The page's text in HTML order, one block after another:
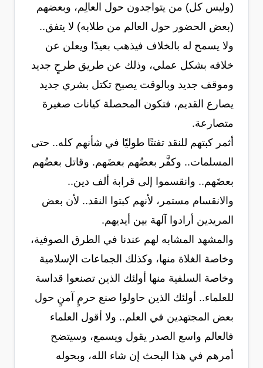
(وليس كل) من يتواجدون حول العالِم، وبعضهم
(بعض الحضور حول العالم من طلابه) لا يتفق..
ولا يسمح له بالخلاف فيذهب بعيدًا ويعلن عن
خلافه بشكل عملي، وذلك عن طريق طرحٍ جديد
وموقف جديد وبالوقت يصبح تكتل بشري جديد
يصارع القديم، فتكون المحصلة كيانات صغيرة
متصارعة.
أثمر كبتهم للنقد تفتتًا طوليًا في شأنهم كله.. حتى
المسلمات.. وكفَّر بعضُهم بعضَهم. وقاتل بعضُهم
بعضَهم.. وانقسموا إلى قرابة ألف دين..
والانقسام مستمر، لأنهم كبتوا النقد.. لأن بعض
المريدين أرادوا آلهة بين أيديهم.
والمشهد المشابه لهم عندنا في الطرق الصوفية،
وخاصة الغلاة منها، وكذلك الجماعات الإسلامية
وخاصة السلفية منها أولئك الذين تصنعوا قداسة
للعلماء.. أولئك الذين حاولوا صنع حرمٍ آمنٍ حول
بعض المجتهدين في العلم.. ولا أقول العلماء
فالعالم واسع الصدر يقول ويسمع، وسيتضح
أمرهم في هذا البحث إن شاء الله، وبحوله